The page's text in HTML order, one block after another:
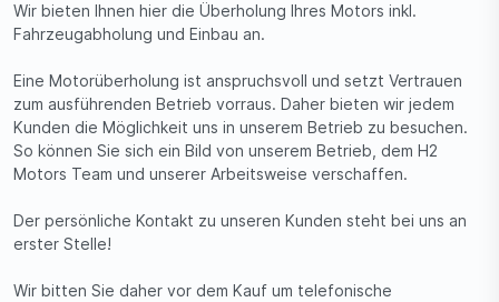
Wir bieten Ihnen hier die Überholung Ihres Motors inkl.
Fahrzeugabholung und Einbau an.
Eine Motorüberholung ist anspruchsvoll und setzt Vertrauen
zum ausführenden Betrieb vorraus. Daher bieten wir jedem
Kunden die Möglichkeit uns in unserem Betrieb zu besuchen.
So können Sie sich ein Bild von unserem Betrieb, dem H2
Motors Team und unserer Arbeitsweise verschaffen.
Der persönliche Kontakt zu unseren Kunden steht bei uns an
erster Stelle!
Wir bitten Sie daher vor dem Kauf um telefonische